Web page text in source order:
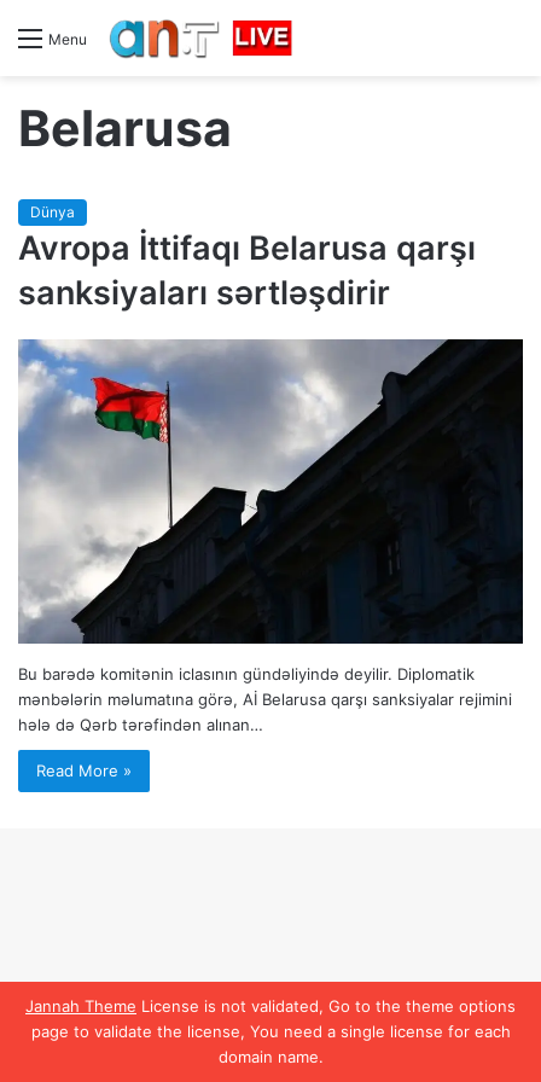
Jannah Theme License is not validated, Go to the theme options
page to validate the license, You need a single license for each
domain name.
Menu
Belarusa
Dünya
Avropa İttifaqı Belarusa qarşı
sanksiyaları sərtləşdirir
Bu barədə komitənin iclasının gündəliyində deyilir. Diplomatik
mənbələrin məlumatına görə, Aİ Belarusa qarşı sanksiyalar rejimini
hələ də Qərb tərəfindən alınan…
Read More »